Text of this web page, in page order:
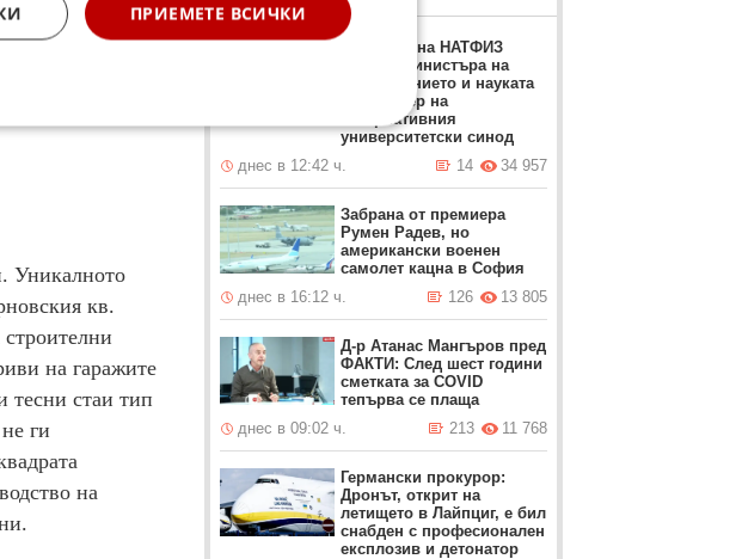
от
10 000 коли
за
по
Уникалното
кв.
на гаражите
тесни стаи тип
ги
на
Ректорът на НАТФИЗ
заменя Министъра на
образованието и науката
като лидер на
алтернативния
университетски синод
днес в 12:42 ч.
34 957
14
Забрана от премиера
Румен Радев, но
американски военен
самолет кацна в София
днес в 16:12 ч.
13 805
126
Д-р Атанас Мангъров пред
ФАКТИ: След шест години
сметката за COVID
тепърва се плаща
днес в 09:02 ч.
11 768
213
Германски прокурор:
Дронът, открит на
летището в Лайпциг, е бил
снабден с професионален
експлозив и детонатор
ПРИЕМЕТЕ ВСИЧКИ